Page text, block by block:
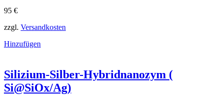
95 €
zzgl. Versandkosten
Hinzufügen
Silizium-Silber-Hybridnanozym (
Si@SiOx/Ag)